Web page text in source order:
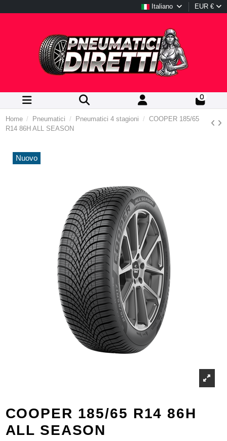
Italiano EUR €
0
Home Pneumatici Pneumatici 4 stagioni
COOPER 185/65
R14 86H ALL SEASON
Nuovo
COOPER 185/65 R14 86H
ALL SEASON